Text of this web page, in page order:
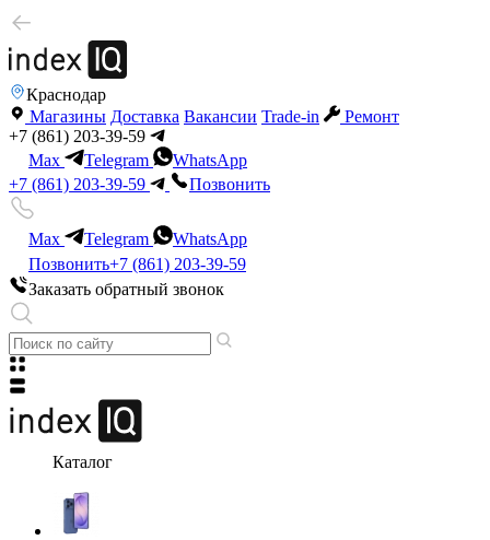
Краснодар
Магазины Доставка Вакансии Trade-in
Ремонт
+7 (861) 203-39-59
Max
Telegram
WhatsApp
+7 (861) 203-39-59
Позвонить
Max Telegram
WhatsApp
Позвонить+7 (861) 203-39-59
Заказать обратный звонок
Каталог